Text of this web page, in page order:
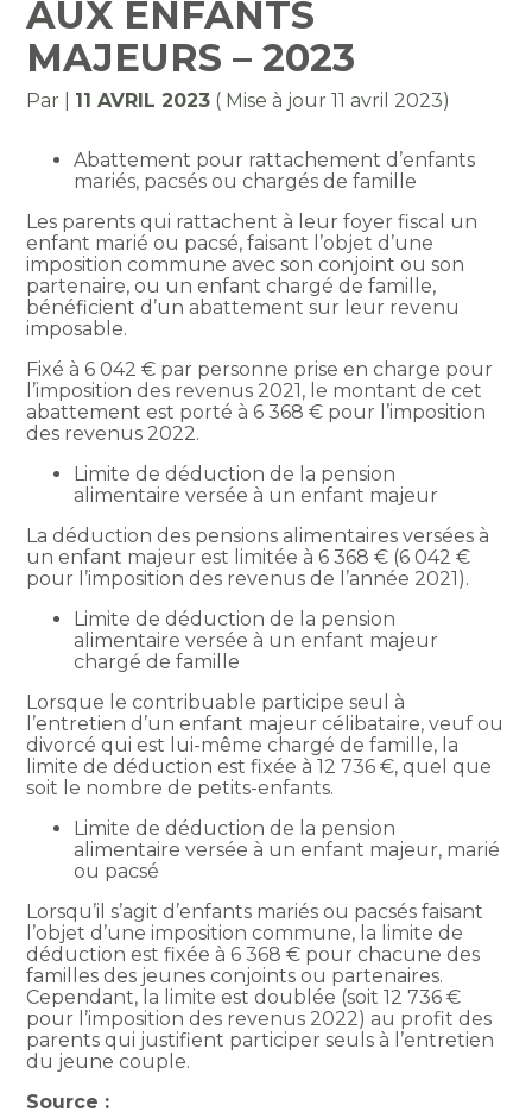
AUX ENFANTS
MAJEURS – 2023
Par 11 AVRIL 2023 ( Mise à jour 11 avril 2023)
Abattement pour rattachement d’enfants
mariés, pacsés ou chargés de famille
Les parents qui rattachent à leur foyer fiscal un
enfant marié ou pacsé, faisant l’objet d’une
imposition commune avec son conjoint ou son
partenaire, ou un enfant chargé de famille,
bénéficient d’un abattement sur leur revenu
imposable.
Fixé à 6 042 € par personne prise en charge pour
l’imposition des revenus 2021, le montant de cet
abattement est porté à 6 368 € pour l’imposition
des revenus 2022.
Limite de déduction de la pension
alimentaire versée à un enfant majeur
La déduction des pensions alimentaires versées à
un enfant majeur est limitée à 6 368 € (6 042 €
pour l’imposition des revenus de l’année 2021).
Limite de déduction de la pension
alimentaire versée à un enfant majeur
chargé de famille
Lorsque le contribuable participe seul à
l’entretien d’un enfant majeur célibataire, veuf ou
divorcé qui est lui-même chargé de famille, la
limite de déduction est fixée à 12 736 €, quel que
soit le nombre de petits-enfants.
Limite de déduction de la pension
alimentaire versée à un enfant majeur, marié
ou pacsé
Lorsqu’il s’agit d’enfants mariés ou pacsés faisant
l’objet d’une imposition commune, la limite de
déduction est fixée à 6 368 € pour chacune des
familles des jeunes conjoints ou partenaires.
Cependant, la limite est doublée (soit 12 736 €
pour l’imposition des revenus 2022) au profit des
parents qui justifient participer seuls à l’entretien
du jeune couple.
Source :